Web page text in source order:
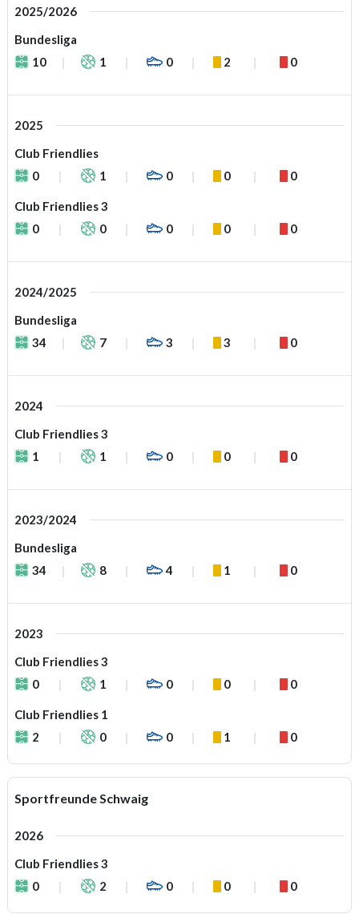
2025/2026
Bundesliga
10
1 0 2 0
2025
Club Friendlies
0
1 0 0 0
Club Friendlies 3
0
0 0 0 0
2024/2025
Bundesliga
34
7 3 3 0
2024
Club Friendlies 3
1
1 0 0 0
2023/2024
Bundesliga
34
8 4 1 0
2023
Club Friendlies 3
0
1 0 0 0
Club Friendlies 1
2
0 0 1 0
Sportfreunde Schwaig
2026
Club Friendlies 3
0
2 0 0 0